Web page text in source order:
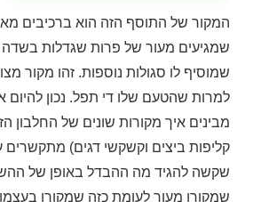
המקור של התוסף הזה הוא ברכיבים
שמגיעים מעור של פרות שגדלות בשדה
שמוסיף לו סגולות נוספות. זהו מקור
למרות שהטעם שלו די תפל. נכון
מבינים איך מקורות שונים של החלבון
קליפות ביצים וקשקשי דגים) מתקשרים
שקשה להגיד מה ההבדל באופן של
שמקורו מעור לעומת כזה שמקורו